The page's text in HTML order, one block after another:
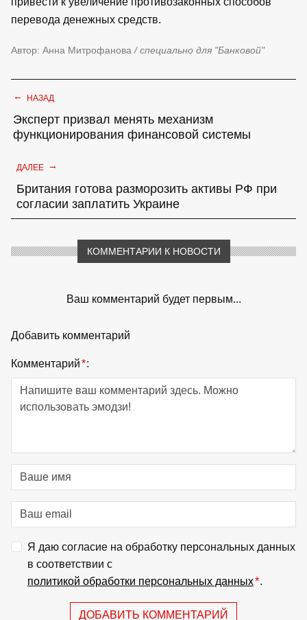
перевода денежных средств.
Автор: Анна Митрофанова / специально для "Банковой"
← НАЗАД
Эксперт призвал менять механизм
функционирования финансовой системы
ДАЛЕЕ →
Британия готова разморозить активы РФ при
согласии заплатить Украине
КОММЕНТАРИИ К НОВОСТИ
Ваш комментарий будет первым...
Добавить комментарий
Комментарий*:
Я даю согласие на обработку персональных данных
в соответствии с
политикой обработки персональных данных*.
ДОБАВИТЬ КОММЕНТАРИЙ